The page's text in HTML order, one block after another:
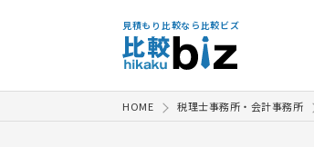
見積もり比較なら比較ビズ
HOME 税理士事務所・会計事務所